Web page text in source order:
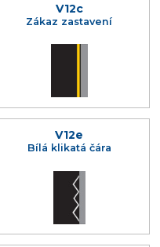
V12c
Zákaz zastavení
V12e
Bílá klikatá čára